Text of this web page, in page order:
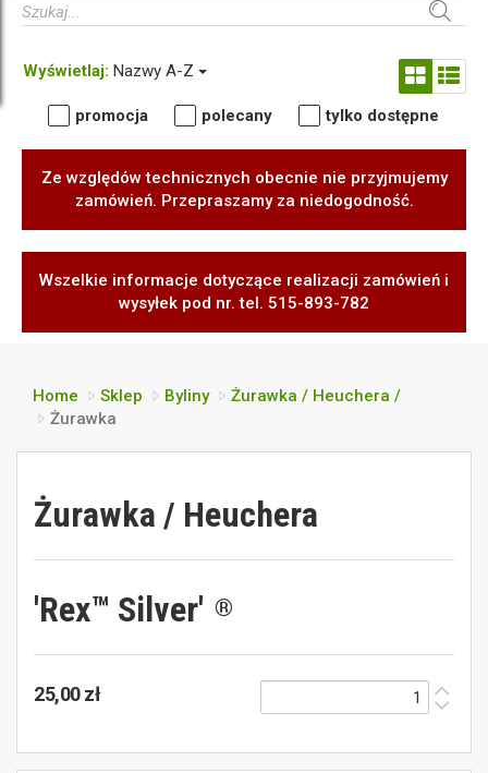
Wyświetlaj: Nazwy A-Z
promocja polecany tylko dostępne
Ze względów technicznych obecnie nie przyjmujemy
zamówień. Przepraszamy za niedogodność.
Wszelkie informacje dotyczące realizacji zamówień i
wysyłek pod nr. tel. 515-893-782
Home Sklep Byliny
Żurawka / Heuchera /
Żurawka
Żurawka / Heuchera
'Rex™ Silver' ®
25,00 zł